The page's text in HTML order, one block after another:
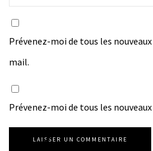
Prévenez-moi de tous les
mail.
Prévenez-moi de tous les
LAISSER UN COMMENTAIRE